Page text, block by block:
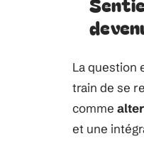
La question
train de se
comme
et une